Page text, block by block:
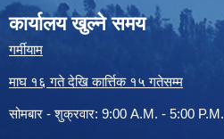
कार्यालय खुल्ने समय
गर्मीयाम
माघ १६ गते देखि कार्त्तिक १५ गतेसम्म
सोमबार - शुक्रवार: 9:00 A.M. - 5:00 P.M.